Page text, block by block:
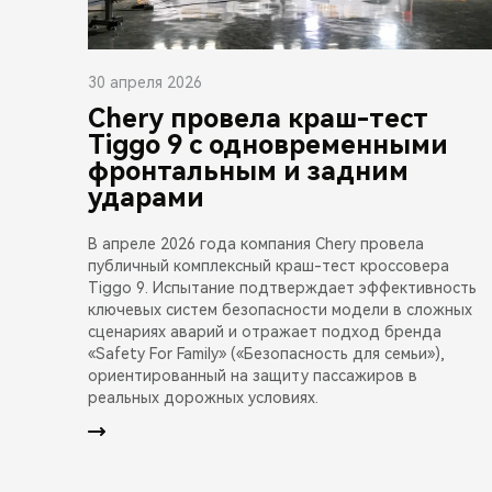
30 апреля 2026
Chery провела краш-тест
Tiggo 9 с одновременными
фронтальным и задним
ударами
В апреле 2026 года компания Chery провела
публичный комплексный краш-тест кроссовера
Tiggo 9. Испытание подтверждает эффективность
ключевых систем безопасности модели в сложных
сценариях аварий и отражает подход бренда
«Safety For Family» («Безопасность для семьи»),
ориентированный на защиту пассажиров в
реальных дорожных условиях.